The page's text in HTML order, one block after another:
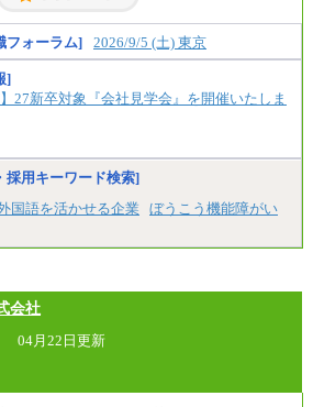
フォーラム] 2026/9/5 (土) 東京
]
27新卒対象『会社見学会』を開催いたしま
採用キーワード検索]
国語を活かせる企業
ぼうこう機能障がい
会社
04月22日更新